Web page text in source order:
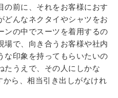
の前に、それをお客様におす
どんなネクタイやシャツをお
ンの中でスーツを着用するの
場で、向き合うお客様や社内
な印象を持ってもらいたいの
たうえで、その人にしかな
から、相当引き出しがなけれ